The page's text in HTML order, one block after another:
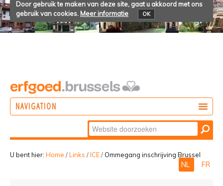
Door gebruik te maken van deze site, gaat u akkoord met ons
gebruik van cookies. Meer informatie OK
NAVIGATION
Zoek
Geavanceerd
zoeken...
U bent hier: Home /Links /ICE/ Ommegang inschrijving Brussel
NL FR